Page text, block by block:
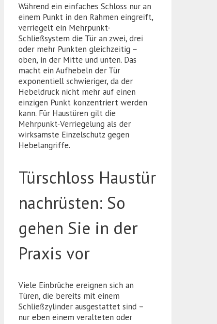
Während ein einfaches Schloss nur an
einem Punkt in den Rahmen eingreift,
verriegelt ein Mehrpunkt-
Schließsystem die Tür an zwei, drei
oder mehr Punkten gleichzeitig –
oben, in der Mitte und unten. Das
macht ein Aufhebeln der Tür
exponentiell schwieriger, da der
Hebeldruck nicht mehr auf einen
einzigen Punkt konzentriert werden
kann. Für Haustüren gilt die
Mehrpunkt-Verriegelung als der
wirksamste Einzelschutz gegen
Hebelangriffe.
Türschloss Haustür
nachrüsten: So
gehen Sie in der
Praxis vor
Viele Einbrüche ereignen sich an
Türen, die bereits mit einem
Schließzylinder ausgestattet sind –
nur eben einem veralteten oder